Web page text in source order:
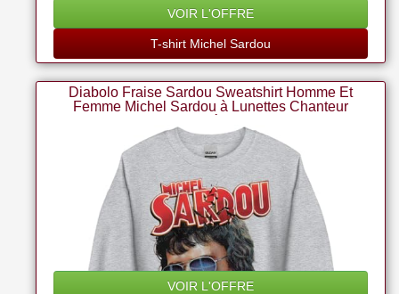
VOIR L'OFFRE
T-shirt Michel Sardou
Diabolo Fraise Sardou Sweatshirt Homme Et
Femme Michel Sardou à Lunettes Chanteur
VOIR L'OFFRE